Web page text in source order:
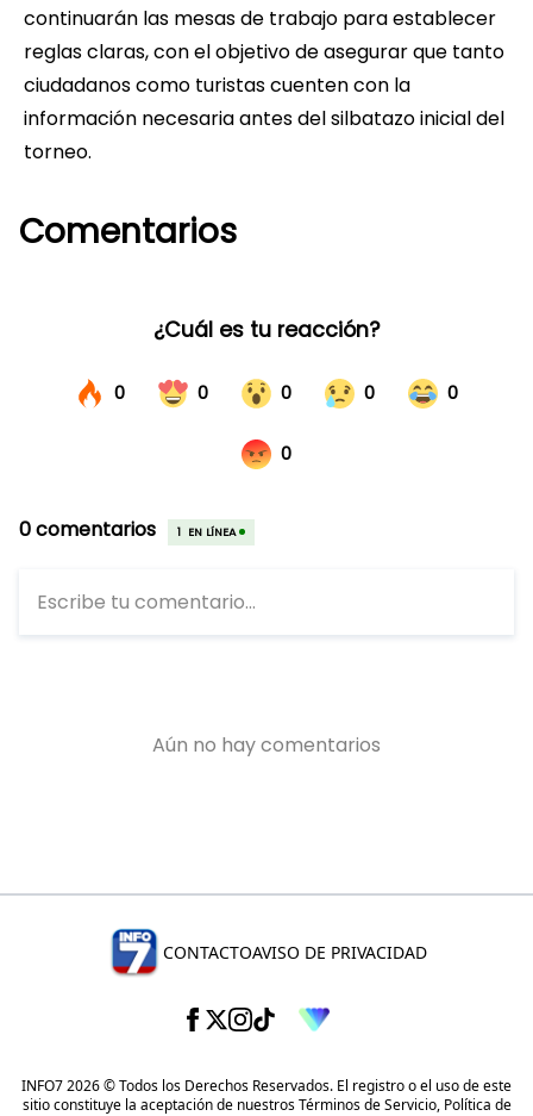
continuarán las mesas de trabajo para establecer
reglas claras, con el objetivo de asegurar que tanto
ciudadanos como turistas cuenten con la
información necesaria antes del silbatazo inicial del
torneo.
Comentarios
CONTACTOAVISO DE PRIVACIDAD
INFO7 2026 © Todos los Derechos Reservados. El registro o el uso de este
sitio constituye la aceptación de nuestrosTérminos de Servicio, Política de